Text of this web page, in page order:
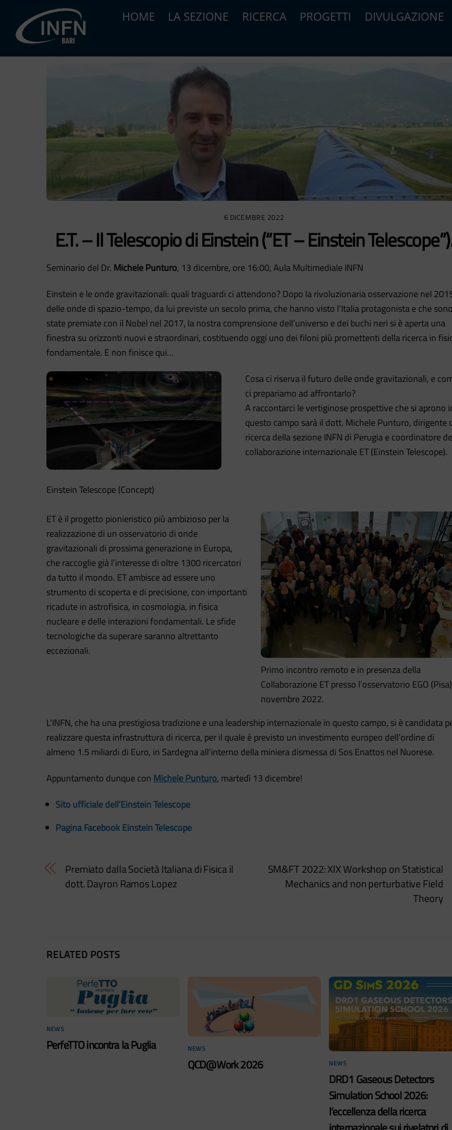
content
HOME LA SEZIONE RICERCA PROGETTI DIVULGAZIONE
6 DICEMBRE 2022
E.T. – Il Telescopio di Einstein (“ET – Einstein
Seminario del Dr. Michele Punturo, 13 dicembre, ore 16:00, Aula Multimediale INFN
Einstein e le onde gravitazionali: quali traguardi ci attendono? Dopo la rivoluzionaria osservazione nel
delle onde di spazio-tempo, da lui previste un secolo prima, che hanno visto l’Italia protagonista e che
state premiate con il Nobel nel 2017, la nostra comprensione dell’universo e dei buchi neri si è aperta una
finestra su orizzonti nuovi e straordinari, costituendo oggi uno dei filoni più promettenti della ricerca in
fondamentale. E non finisce qui…
Einstein Telescope (Concept)
Cosa ci riserva il futuro delle onde gravitazionali, e
ci prepariamo ad affrontarlo?
A raccontarci le vertiginose prospettive che si aprono
questo campo sarà il dott. Michele Punturo, dirigente
ricerca della sezione INFN di Perugia e coordinatore
collaborazione internazionale ET (Einstein Telescope).
ET è il progetto pionieristico più ambizioso per la
realizzazione di un osservatorio di onde
gravitazionali di prossima generazione in Europa,
che raccoglie già l’interesse di oltre 1300 ricercatori
da tutto il mondo. ET ambisce ad essere uno
strumento di scoperta e di precisione, con importanti
ricadute in astrofisica, in cosmologia, in fisica
nucleare e delle interazioni fondamentali. Le sfide
tecnologiche da superare saranno altrettanto
eccezionali.
Primo incontro remoto e in presenza della
Collaborazione ET presso l’osservatorio EGO
novembre 2022.
L’INFN, che ha una prestigiosa tradizione e una leadership internazionale in questo campo, si è candidata
realizzare questa infrastruttura di ricerca, per il quale è previsto un investimento europeo dell’ordine di
almeno 1.5 miliardi di Euro, in Sardegna all’interno della miniera dismessa di Sos Enattos nel Nuorese.
Appuntamento dunque con Michele Punturo, martedì 13 dicembre!
Sito ufficiale dell’Einstein Telescope
Pagina Facebook Einstein Telescope
Premiato dalla Società Italiana di Fisica il
dott. Dayron Ramos Lopez
SM&FT 2022: XIX Workshop on Statistical
Mechanics and non perturbative Field
Theory
RELATED POSTS
NEWS
PerfeTTO incontra la Puglia NEWS
QCD@Work 2026 NEWS
DRD1 Gaseous Detectors
Simulation School 2026:
l’eccellenza della ricerca